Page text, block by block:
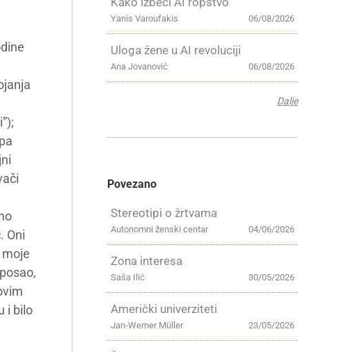
Oni
i bilo
06/08/2026
Yanis Varoufakis
Uloga žene u AI revoluciji
06/08/2026
Ana Jovanović
Dalje
Povezano
Stereotipi o žrtvama
04/06/2026
Autonomni ženski centar
Zona interesa
30/05/2026
Saša Ilić
Američki univerziteti
23/05/2026
Jan-Werner Müller